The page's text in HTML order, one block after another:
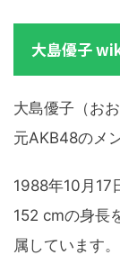
大島優子
大島優子（お
元AKB48のメ
1988年10月17
152 cmの身長
属しています。